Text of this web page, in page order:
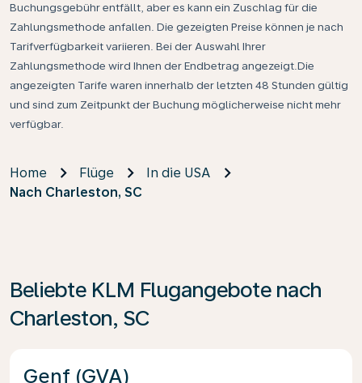
Buchungsgebühr entfällt, aber es kann ein Zuschlag für die
Zahlungsmethode anfallen. Die gezeigten Preise können je nach
Tarifverfügbarkeit variieren. Bei der Auswahl Ihrer
Zahlungsmethode wird Ihnen der Endbetrag angezeigt.Die
angezeigten Tarife waren innerhalb der letzten 48 Stunden gültig
und sind zum Zeitpunkt der Buchung möglicherweise nicht mehr
verfügbar.
Home Flüge
In die USA
Nach Charleston, SC
Beliebte KLM Flugangebote nach
Charleston, SC
Genf (GVA)